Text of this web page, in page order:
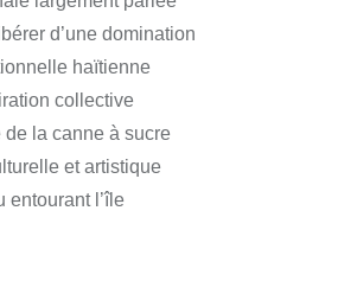
d’une domination
haïtienne
collective
de la canne à sucre
et artistique
entourant l’île